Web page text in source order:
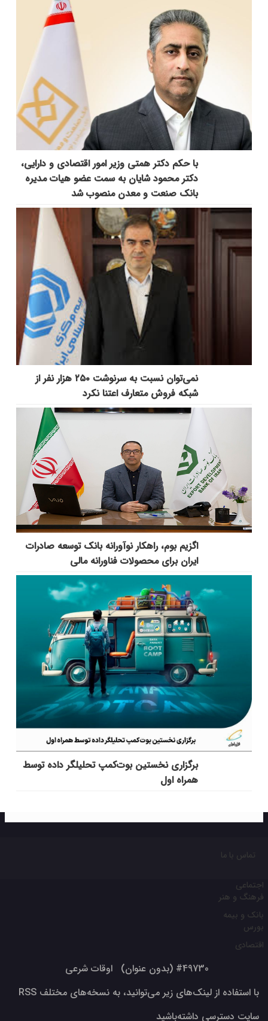
با حکم دکتر همتی وزیر امور اقتصادی و دارایی،
دکتر محمود شایان به سمت عضو هیات مدیره
بانک صنعت و معدن منصوب شد
نمی‌توان نسبت به سرنوشت ۲۵۰ هزار نفر از
شبکه فروش متعارف اعتنا نکرد
اگزیم بوم، راهکار نوآورانه بانک توسعه صادرات
ایران برای محصولات فناورانه مالی
برگزاری نخستین بوت‌کمپ تحلیلگر داده توسط
همراه اول
تماس با ما
اجتماعی
فرهنگ و هنر
بانک و بیمه
بورس
اقتصادی
#49730 (بدون عنوان)
اوقات شرعی
با استفاده از لینک‌های زیر می‌توانید، به نسخه‌های مختلف RSS
سایت دسترسی داشته‌باشید